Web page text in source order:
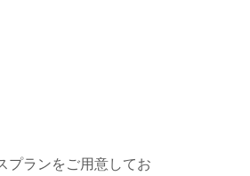
プランをご用意してお